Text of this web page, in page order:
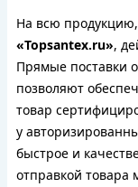
На всю
«Topsantex.ru»,
Прямые поставки
позволяют
товар
у
быстрое и
отправкой